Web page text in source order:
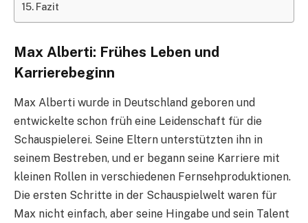
Fazit
Max Alberti: Frühes Leben und
Karrierebeginn
Max Alberti wurde in Deutschland geboren und
entwickelte schon früh eine Leidenschaft für die
Schauspielerei. Seine Eltern unterstützten ihn in
seinem Bestreben, und er begann seine Karriere mit
kleinen Rollen in verschiedenen Fernsehproduktionen.
Die ersten Schritte in der Schauspielwelt waren für
Max nicht einfach, aber seine Hingabe und sein Talent